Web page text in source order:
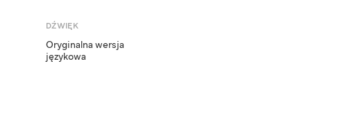
DŹWIĘK
Oryginalna wersja
językowa